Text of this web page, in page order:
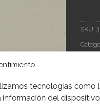
tecnologías como
del
SKU: